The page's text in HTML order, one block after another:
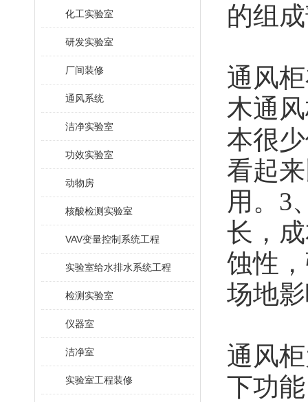
化工实验室
研发实验室
厂间装修
通风系统
洁净实验室
功效实验室
动物房
核酸检测实验室
VAV变量控制系统工程
实验室给水排水系统工程
检测实验室
仪器室
洁净室
实验室工程装修
的组
通风
木通
本很
看起
用。3
长，
蚀性
场地
通风
下功